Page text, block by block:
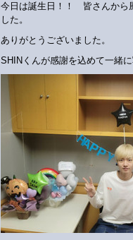
今日は誕生日！！ 皆さんから
した。
ありがとうございました。
SHINくんが感謝を込めて一緒に